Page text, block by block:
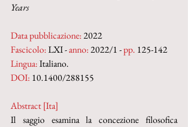
Years
Data pubblicazione: 2022
Fascicolo: LXI - anno: 2022/1 - pp. 125-142
Lingua: Italiano.
DOI: 10.1400/288155
Abstract [Ita]
Il saggio esamina la concezione filosofica